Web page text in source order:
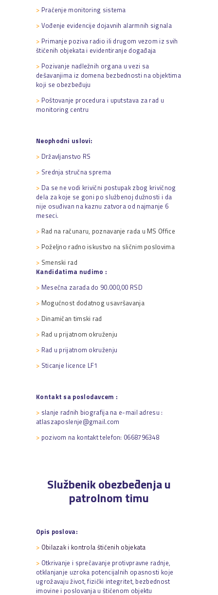
> Praćenje monitoring sistema
> Vođenje evidencije dojavnih alarmnih signala
> Primanje poziva radio ili drugom vezom iz svih
štićenih objekata i evidentiranje događaja
> Pozivanje nadležnih organa u vezi sa
dešavanjima iz domena bezbednosti na objektima
koji se obezbeđuju
> Poštovanje procedura i uputstava za rad u
monitoring centru
Neophodni uslovi:
> Državljanstvo RS
> Srednja stručna sprema
> Da se ne vodi krivični postupak zbog krivičnog
dela za koje se goni po službenoj dužnosti i da
nije osuđivan na kaznu zatvora od najmanje 6
meseci.
> Rad na računaru, poznavanje rada u MS Office
> Poželjno radno iskustvo na sličnim poslovima
> Smenski rad
Kandidatima nudimo :
> Mesečna zarada do 90.000,00 RSD
> Mogućnost dodatnog usavršavanja
> Dinamičan timski rad
> Rad u prijatnom okruženju
> Rad u prijatnom okruženju
> Sticanje licence LF1
Kontakt sa poslodavcem :
> slanje radnih biografija na e-mail adresu :
atlaszaposlenje@gmail.com
> pozivom na kontakt telefon: 0668796348
Službenik obezbeđenja u
patrolnom timu
Opis poslova:
> Obilazak i kontrola štićenih objekata
> Otkrivanje i sprečavanje protivpravne radnje,
otklanjanje uzroka potencijalnih opasnosti koje
ugrožavaju život, fizički integritet, bezbednost
imovine i poslovanja u štićenom objektu